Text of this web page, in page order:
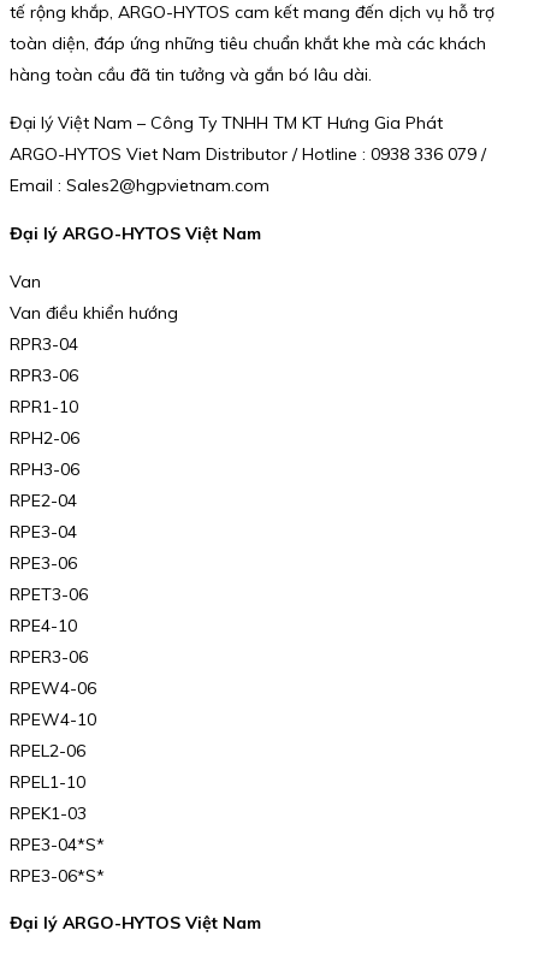
tế rộng khắp, ARGO-HYTOS cam kết mang đến dịch vụ hỗ trợ
toàn diện, đáp ứng những tiêu chuẩn khắt khe mà các khách
hàng toàn cầu đã tin tưởng và gắn bó lâu dài.
Đại lý Việt Nam – Công Ty TNHH TM KT Hưng Gia Phát
ARGO-HYTOS Viet Nam Distributor / Hotline : 0938 336 079 /
Email : Sales2@hgpvietnam.com
Đại lý ARGO-HYTOS Việt Nam
Van
Van điều khiển hướng
RPR3-04
RPR3-06
RPR1-10
RPH2-06
RPH3-06
RPE2-04
RPE3-04
RPE3-06
RPET3-06
RPE4-10
RPER3-06
RPEW4-06
RPEW4-10
RPEL2-06
RPEL1-10
RPEK1-03
RPE3-04*S*
RPE3-06*S*
Đại lý ARGO-HYTOS Việt Nam